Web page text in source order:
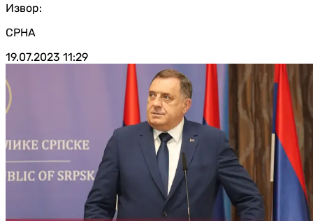
Извор:
СРНА
19.07.2023 11:29